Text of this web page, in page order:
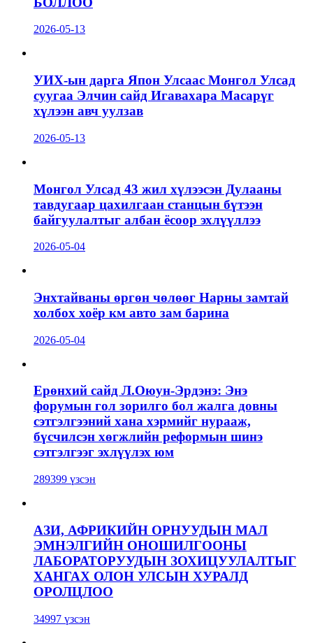
2026-05-13
УИХ-ын дарга Япон Улсаас Монгол Улсад
суугаа Элчин сайд Игавахара Масарүг
хүлээн авч уулзав
2026-05-13
Монгол Улсад 43 жил хүлээсэн Дулааны
тавдугаар цахилгаан станцын бүтээн
байгуулалтыг албан ёсоор эхлүүллээ
2026-05-04
Энхтайваны өргөн чөлөөг Нарны замтай
холбох хоёр км авто зам барина
2026-05-04
Ерөнхий сайд Л.Оюун-Эрдэнэ: Энэ
форумын гол зорилго бол жалга довны
сэтгэлгээний хана хэрмийг нурааж,
бүсчилсэн хөгжлийн реформын шинэ
сэтгэлгээг эхлүүлэх юм
289399 үзсэн
АЗИ, АФРИКИЙН ОРНУУДЫН МАЛ
ЭМНЭЛГИЙН ОНОШИЛГООНЫ
ЛАБОРАТОРУУДЫН ЗОХИЦУУЛАЛТЫГ
ХАНГАХ ОЛОН УЛСЫН ХУРАЛД
ОРОЛЦЛОО
34997 үзсэн